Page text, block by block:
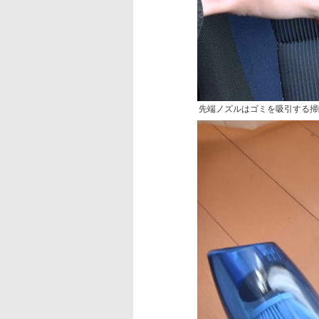
先端ノズルはゴミを吸引する